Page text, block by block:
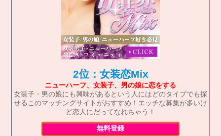
2位：女装恋Mix
ニューハーフ、女装子、男の娘に恋をする
女装子・男の娘にも興味があるという人にはどのタイプでも探
せるこのマッチングサイトがおすすめ！エッチな募集が多いけ
ど恋人にだってなれちゃう！
無料登録